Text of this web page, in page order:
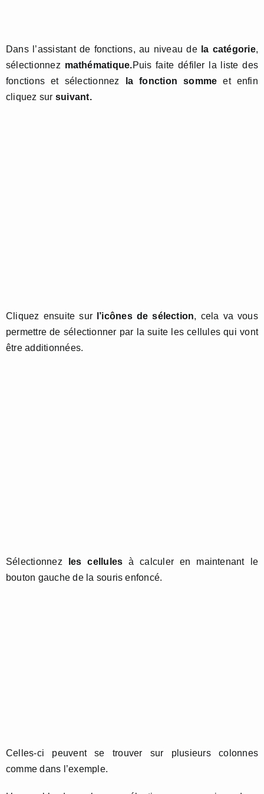
Dans l’assistant de fonctions, au niveau dela catégorie,
sélectionnez mathématique.Puis faite défiler la liste des
fonctions et sélectionnez
la fonction somme et enfin
cliquez sur suivant.
Cliquez ensuite sur l’icônes de sélection, cela va vous
permettre de sélectionner par la suite les cellules qui vont
être additionnées.
Sélectionnez les cellules à calculer en maintenant le
bouton gauche de la souris enfoncé.
Celles-ci peuvent se trouver sur plusieurs colonnes
comme dans l’exemple.